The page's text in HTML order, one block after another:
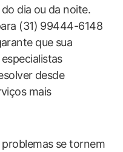
dia‌ ou⁣ da noite.
(31) 99444-6148
que sua
desde
mais
se tornem